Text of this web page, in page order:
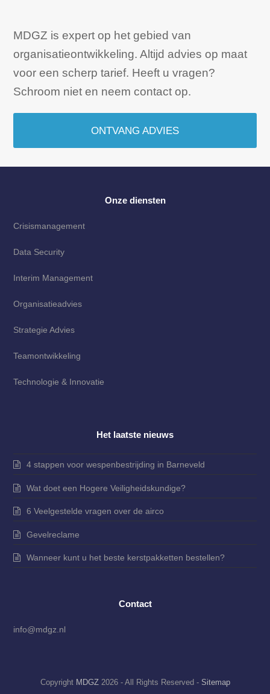
MDGZ is expert op het gebied van
organisatieontwikkeling. Altijd advies op maat
voor een scherp tarief. Heeft u vragen?
Schroom niet en neem contact op.
ONTVANG ADVIES
Onze diensten
Crisismanagement
Data Security
Interim Management
Organisatieadvies
Strategie Advies
Teamontwikkeling
Technologie & Innovatie
Het laatste nieuws
4 stappen voor wespenbestrijding in Barneveld
Wat doet een Hogere Veiligheidskundige?
6 Veelgestelde vragen over de airco
Gevelreclame
Wanneer kunt u het beste kerstpakketten bestellen?
Contact
info@mdgz.nl
Copyright MDGZ2026 - All Rights Reserved - Sitemap